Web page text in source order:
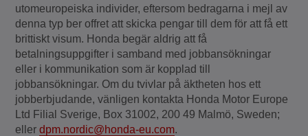
utomeuropeiska individer, eftersom bedragarna i mejl av
denna typ ber offret att skicka pengar till dem för att få ett
brittiskt visum. Honda begär aldrig att få
betalningsuppgifter i samband med jobbansökningar
eller i kommunikation som är kopplad till
jobbansökningar. Om du tvivlar på äktheten hos ett
jobberbjudande, vänligen kontakta Honda Motor Europe
Ltd Filial Sverige, Box 31002, 200 49 Malmö, Sweden;
ellerdpm.nordic@honda-eu.com.